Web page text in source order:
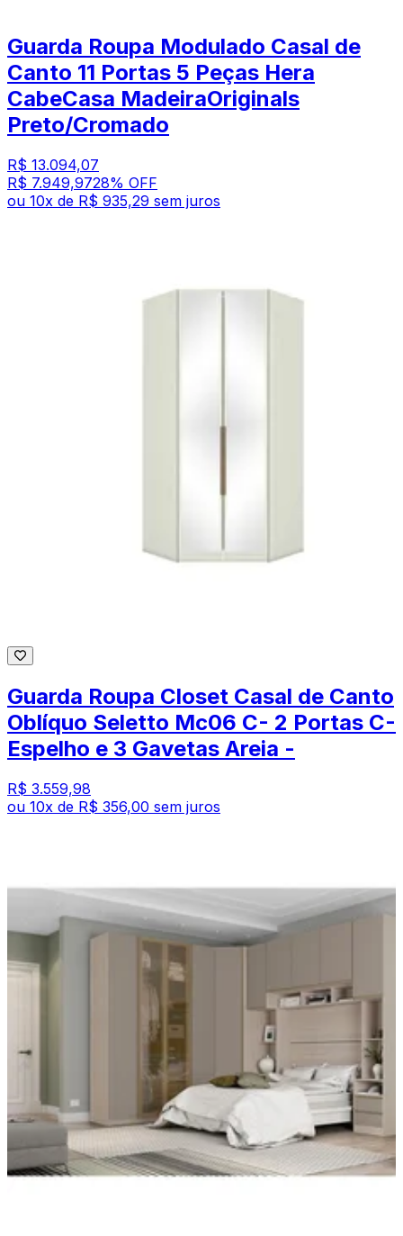
Guarda Roupa Modulado Casal de
Canto 11 Portas 5 Peças Hera
CabeCasa MadeiraOriginals
Preto/Cromado
R$ 13.094,07
R$ 7.949,9728% OFF
ou 10x de R$ 935,29 sem juros
Guarda Roupa Closet Casal de Canto
Oblíquo Seletto Mc06 C- 2 Portas C-
Espelho e 3 Gavetas Areia -
R$ 3.559,98
ou 10x de R$ 356,00 sem juros